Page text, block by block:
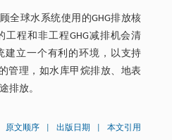
全球水系统使用的GHG排放核
程和非工程GHG减排机会清
立一个有利的环境，以支持
管理，如水库甲烷排放、地表
排放。
原文顺序 出版日期 本文引用